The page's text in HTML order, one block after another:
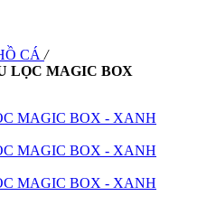
CÁ /
LỌC MAGIC BOX